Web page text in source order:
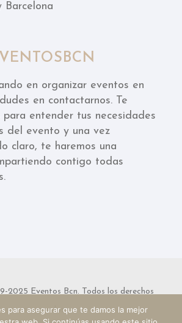
Barcelona
en organizar eventos en
en contactarnos. Te
para entender tus necesidades
del evento y una vez
claro, te haremos una
contigo todas
2025 Eventos Bcn. Todos los derechos
reservados.
para asegurar que te damos la mejor